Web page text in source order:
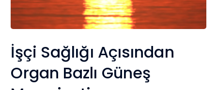
İşçi Sağlığı Açısından
Organ Bazlı Güneş